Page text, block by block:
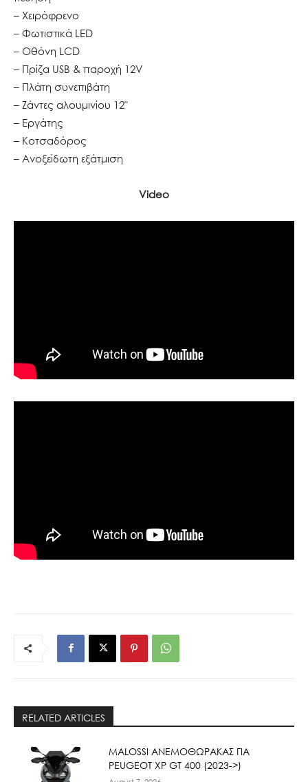
– Χειρόφρενο
– Φωτιστικά LED
– Οθόνη LCD
– Πρίζα USB & παροχή 12V
– Πλάτη συνεπιβάτη
– Ζάντες αλουμινίου 12″
– Εργάτης
– Κοτσαδόρος
– Ανοξείδωτη εξάτμιση
Video
RELATED ARTICLES
ΜΑLOSSI ΑΝΕΜΟΘΩΡΑΚΑΣ ΓΙΑ
PEUGEOT XP GT 400 (2023->)